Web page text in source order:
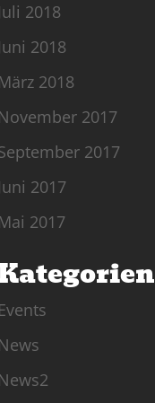
Juli 2018
Juni 2018
März 2018
November 2017
2017
Juni 2017
Mai 2017
Events
News
News2